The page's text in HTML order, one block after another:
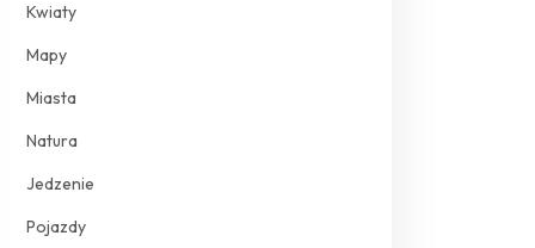
Kwiaty
Mapy
Miasta
Natura
Jedzenie
Pojazdy